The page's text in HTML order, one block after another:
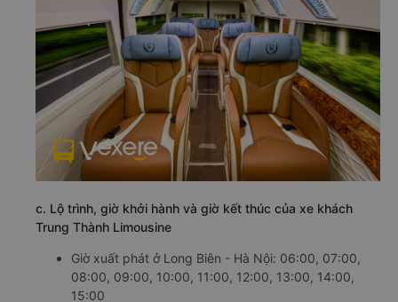
c. Lộ trình, giờ khởi hành và giờ kết thúc của xe khách
Trung Thành Limousine
Giờ xuất phát ở Long Biên - Hà Nội: 06:00, 07:00,
08:00, 09:00, 10:00, 11:00, 12:00, 13:00, 14:00,
15:00